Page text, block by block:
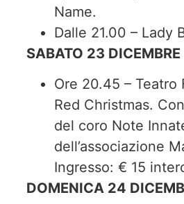
Name.
Dalle 21.00 – Lady
SABATO 23 DICEMBRE
Ore 20.45 – Teatro
Red Christmas.
del coro Note
dell’associazione
Ingresso: € 15
DOMENICA 24